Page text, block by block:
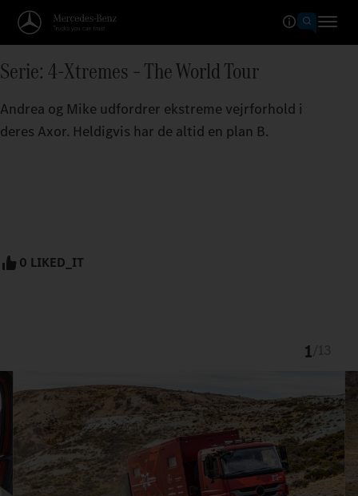
Serie: 4-Xtremes – The World Tour
Andrea og Mike udfordrer ekstreme vejrforhold i
deres Axor. Heldigvis har de altid en plan B.
0 LIKED_IT
1